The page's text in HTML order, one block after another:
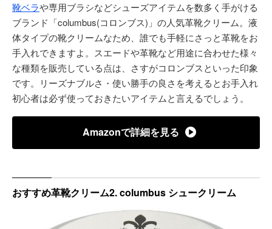
靴ベラや専用ブラシなどシューズアイテムを数多く手がける
ブランド「columbus(コロンブス)」の人気革靴クリーム。液
体タイプの靴クリームなため、誰でも手軽にさっと革靴をお
手入れできますよ。スエードや革靴など用途に合わせた様々
な種類を販売している点は、さすがコロンブスといった印象
です。リーズナブルさ・使い勝手の良さを考えるとお手入れ
初心者は必ず使っておきたいアイテムと言えるでしょう。
Amazonで詳細を見る
おすすめ革靴クリーム2. columbus シュークリーム